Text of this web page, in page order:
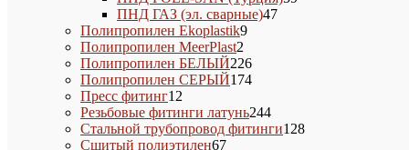
ПНД ГАЗ (эл. сварные)4747
Полипропилен Ekoplastik99
Полипропилен MeerPlast2
товара
Полипропилен БЕЛЫЙ226226
товаров
Полипропилен СЕРЫЙ174174
Пресс фитинг12
товаров
Резьбовые фитинги латунь244244
товара
Стальной трубопровод фитинги128128
Сшитый полиэтилен6767